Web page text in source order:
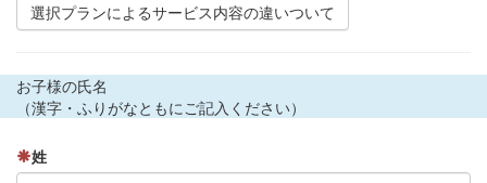
選択プランによるサービス内容の違いついて
お子様の氏名
（漢字・ふりがなともにご記入ください）
姓